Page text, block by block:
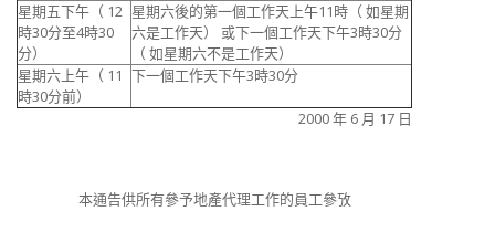
星期五下午（ 12
時30分至4時30
分）
星期六後的第一個工作天上午11時（ 如星期
六是工作天） 或下一個工作天下午3時30分
（ 如星期六不是工作天）
星期六上午（ 11
時30分前）
下一個工作天下午3時30分
2000 年 6 月 17 日
本通告供所有參予地產代理工作的員工參攷